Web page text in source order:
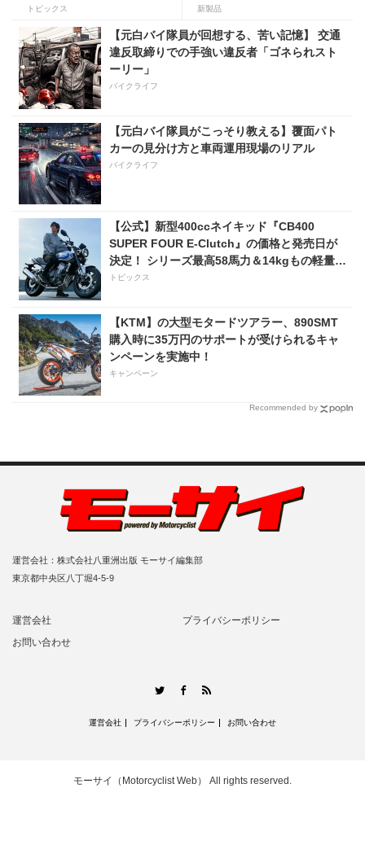
役二輪教習指導員YouTuber
ばくのライテク講座
トピックス
ホンダ ダックス／グロム用が
登場
新製品
【元白バイ隊員が回想する、苦い記憶】 交通
違反取締りでの手強い違反者「ゴネられスト
ーリー」
バイクライフ
【元白バイ隊員がこっそり教える】覆面パト
カーの見分け方と車両運用現場のリアル
バイクライフ
【公式】新型400ccネイキッド『CB400
SUPER FOUR E-Clutch』の価格と発売日が
決定！ シリーズ最高58馬力＆14kgもの軽量
化!? 完全に「旧CB400SF」を超えた!?
トピックス
【KTM】の大型モタードツアラー、890SMT
購入時に35万円のサポートが受けられるキャ
ンペーンを実施中！
キャンペーン
Recommended by
運営会社：株式会社八重洲出版 モーサイ編集部
東京都中央区八丁堀4-5-9
運営会社
プライバシーポリシー
お問い合わせ
TwitterFacebook
運営会社 プライバシーポリシー お問い合わせ
モーサイ（Motorcyclist Web） All rights reserved.